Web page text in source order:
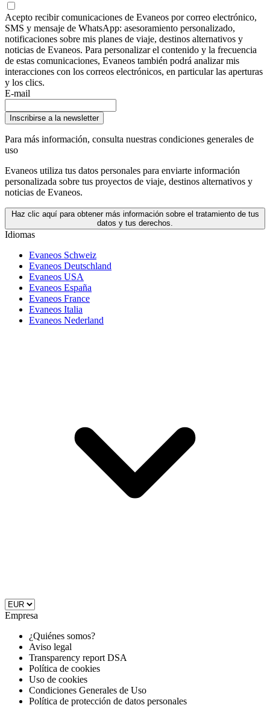
Acepto recibir comunicaciones de Evaneos por correo electrónico,
SMS y mensaje de WhatsApp: asesoramiento personalizado,
notificaciones sobre mis planes de viaje, destinos alternativos y
noticias de Evaneos. Para personalizar el contenido y la frecuencia
de estas comunicaciones, Evaneos también podrá analizar mis
interacciones con los correos electrónicos, en particular las aperturas
y los clics.
E-mail
Inscribirse a la newsletter
Para más información, consulta nuestras condiciones generales de
uso
Evaneos utiliza tus datos personales para enviarte información
personalizada sobre tus proyectos de viaje, destinos alternativos y
noticias de Evaneos.
Haz clic aquí para obtener más información sobre el tratamiento de tus
datos y tus derechos.
Idiomas
Evaneos Schweiz
Evaneos Deutschland
Evaneos USA
Evaneos España
Evaneos France
Evaneos Italia
Evaneos Nederland
Empresa
¿Quiénes somos?
Aviso legal
Transparency report DSA
Política de cookies
Uso de cookies
Condiciones Generales de Uso
Política de protección de datos personales